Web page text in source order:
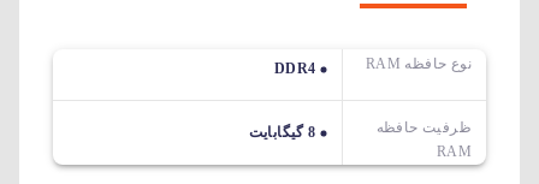
نوع حافظه RAM DDR4
ظرفیت حافظه
RAM
8 گیگابایت